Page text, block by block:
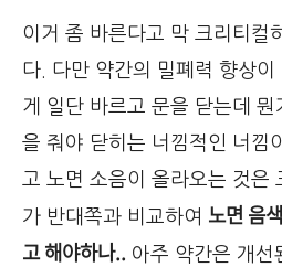
이거 좀 바른다고 막 크리티컬
다. 다만 약간의 밀폐력 향상
게 일단 바르고 문을 닫는데 뭔
을 줘야 닫히는 너낌적인 너낌
고 노면 소음이 올라오는 것은
가 반대쪽과 비교하여 노면 음
고 해야하나.. 아주 약간은 개선